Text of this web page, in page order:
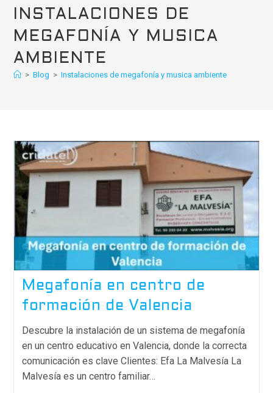
INSTALACIONES DE
MEGAFONÍA Y MUSICA
AMBIENTE
> Blog > Instalaciones de megafonía y musica ambiente
Megafonía en centro de
formación de Valencia
Descubre la instalación de un sistema de megafonía
en un centro educativo en Valencia, donde la correcta
comunicación es clave Clientes: Efa La Malvesía La
Malvesía es un centro familiar…